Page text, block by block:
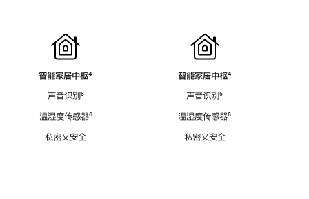
智能家居中枢脚
⁴
声音识别脚
⁵
温湿度传感器脚
⁶
私密又安全
智能家居中枢脚
⁴
声音识别脚
⁵
温湿度传感器脚
⁶
私密又安全